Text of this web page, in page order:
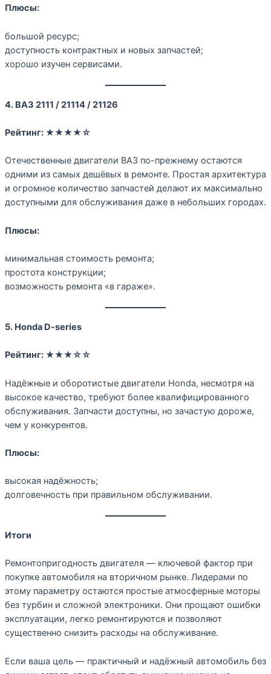
Плюсы:
большой ресурс;
доступность контрактных и новых запчастей;
хорошо изучен сервисами.
4. ВАЗ 2111 / 21114 / 21126
Рейтинг: ★★★★☆
Отечественные двигатели ВАЗ по-прежнему остаются
одними из самых дешёвых в ремонте. Простая архитектура
и огромное количество запчастей делают их максимально
доступными для обслуживания даже в небольших городах.
Плюсы:
минимальная стоимость ремонта;
простота конструкции;
возможность ремонта «в гараже».
5. Honda D-series
Рейтинг: ★★★☆☆
Надёжные и оборотистые двигатели Honda, несмотря на
высокое качество, требуют более квалифицированного
обслуживания. Запчасти доступны, но зачастую дороже,
чем у конкурентов.
Плюсы:
высокая надёжность;
долговечность при правильном обслуживании.
Итоги
Ремонтопригодность двигателя — ключевой фактор при
покупке автомобиля на вторичном рынке. Лидерами по
этому параметру остаются простые атмосферные моторы
без турбин и сложной электроники. Они прощают ошибки
эксплуатации, легко ремонтируются и позволяют
существенно снизить расходы на обслуживание.
Если ваша цель — практичный и надёжный автомобиль без